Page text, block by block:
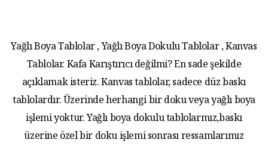
Yağlı Boya Tablolar , Yağlı Boya Dokulu Tablolar , Kanvas
Tablolar. Kafa Karıştırıcı değilmi? En sade şekilde
açıklamak isteriz. Kanvas tablolar, sadece düz baskı
tablolardır. Üzerinde herhangi bir doku veya yağlı boya
işlemi yoktur. Yağlı boya dokulu tablolarmız,baskı
üzerine özel bir doku işlemi sonrası ressamlarımız